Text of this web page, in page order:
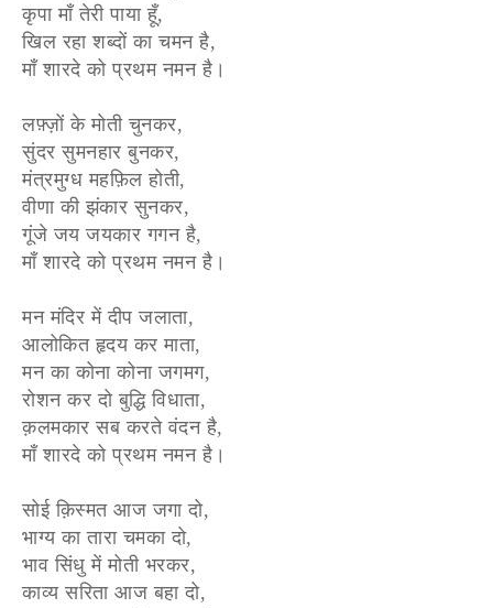
कृपा माँ तेरी पाया हूँ,
खिल रहा शब्दों का चमन है,
माँ शारदे को प्रथम नमन है।
लफ़्ज़ों के मोती चुनकर,
सुंदर सुमनहार बुनकर,
मंत्रमुग्ध महफ़िल होती,
वीणा की झंकार सुनकर,
गूंजे जय जयकार गगन है,
माँ शारदे को प्रथम नमन है।
मन मंदिर में दीप जलाता,
आलोकित हृदय कर माता,
मन का कोना कोना जगमग,
रोशन कर दो बुद्धि विधाता,
क़लमकार सब करते वंदन है,
माँ शारदे को प्रथम नमन है।
सोई क़िस्मत आज जगा दो,
भाग्य का तारा चमका दो,
भाव सिंधु में मोती भरकर,
काव्य सरिता आज बहा दो,